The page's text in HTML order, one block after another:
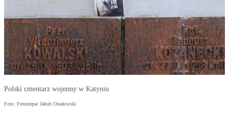
Polski cmentarz wojenny w Katyniu
Foto: Fotorzepa/ Jakub Ostałowski